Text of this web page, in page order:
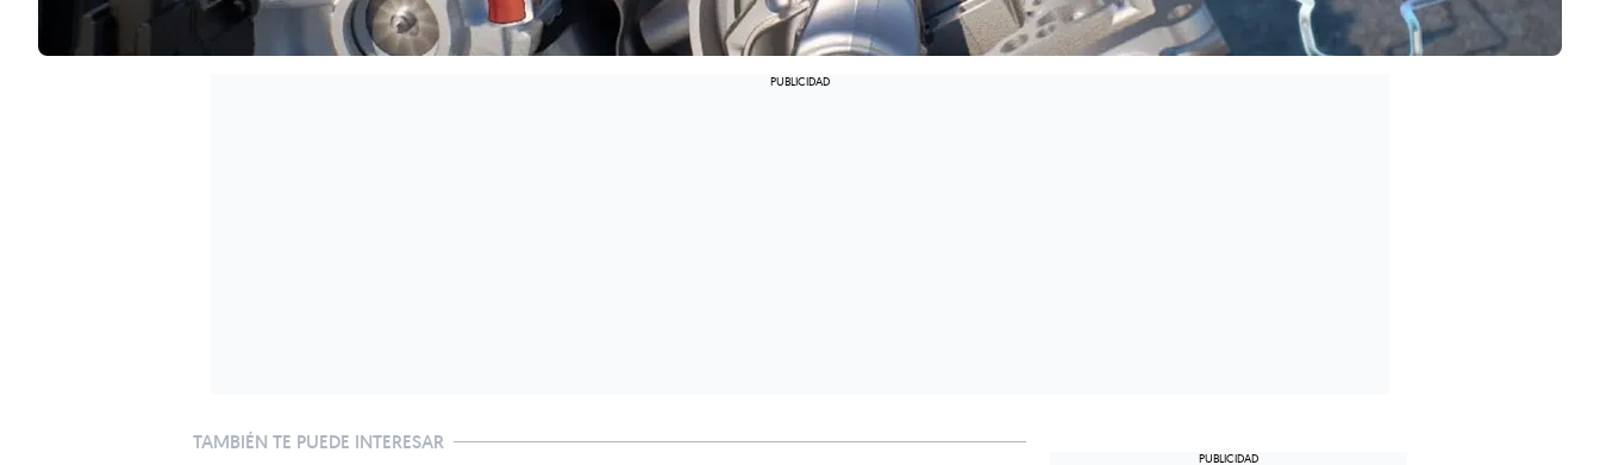
TAMBIÉN TE PUEDE INTERESAR